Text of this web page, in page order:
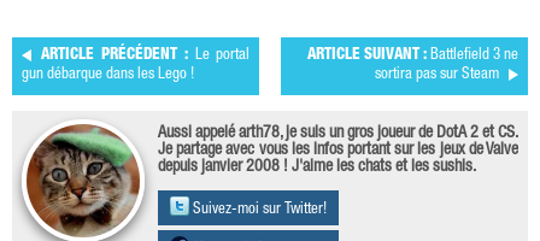
ARTICLE PRÉCÉDENT :Le portal
gun débarque dans les Lego !
ARTICLE SUIVANT : Battlefield 3 ne
sortira pas sur Steam
Aussi appelé arth78, je suis un gros joueur de DotA 2 et CS.
Je partage avec vous les infos portant sur les jeux de Valve
depuis janvier 2008 ! J'aime les chats et les sushis.
Suivez-moi sur Twitter!